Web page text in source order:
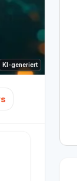
KI-generiert